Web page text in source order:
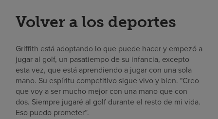
Volver a los deportes
Griffith está adoptando lo que puede hacer y empezó a
jugar al golf, un pasatiempo de su infancia, excepto
esta vez, que está aprendiendo a jugar con una sola
mano. Su espíritu competitivo sigue vivo y bien. "Creo
que voy a ser mucho mejor con una mano que con
dos. Siempre jugaré al golf durante el resto de mi vida.
Eso puedo prometer”.